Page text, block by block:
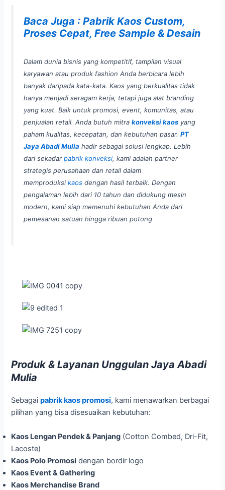
Baca Juga : Pabrik Kaos Custom,
Proses Cepat, Free Sample & Desain
Dalam dunia bisnis yang kompetitif, tampilan visual
karyawan atau produk fashion Anda berbicara lebih
banyak daripada kata-kata. Kaos yang berkualitas tidak
hanya menjadi seragam kerja, tetapi juga alat branding
yang kuat. Baik untuk promosi, event, komunitas, atau
penjualan retail. Anda butuh mitrakonveksi kaos yang
paham kualitas, kecepatan, dan kebutuhan pasar.PT
Jaya Abadi Mulia hadir sebagai solusi lengkap. Lebih
dari sekadarpabrik konveksi, kami adalah partner
strategis perusahaan dan retail dalam
memproduksikaos dengan hasil terbaik. Dengan
pengalaman lebih dari 10 tahun dan didukung mesin
modern, kami siap memenuhi kebutuhan Anda dari
pemesanan satuan hingga ribuan potong
Produk & Layanan Unggulan Jaya Abadi
Mulia
Sebagaipabrik kaos promosi, kami menawarkan berbagai
pilihan yang bisa disesuaikan kebutuhan:
Kaos Lengan Pendek & Panjang (Cotton Combed, Dri-Fit,
Lacoste)
Kaos Polo Promosi dengan bordir logo
Kaos Event & Gathering
Kaos Merchandise Brand